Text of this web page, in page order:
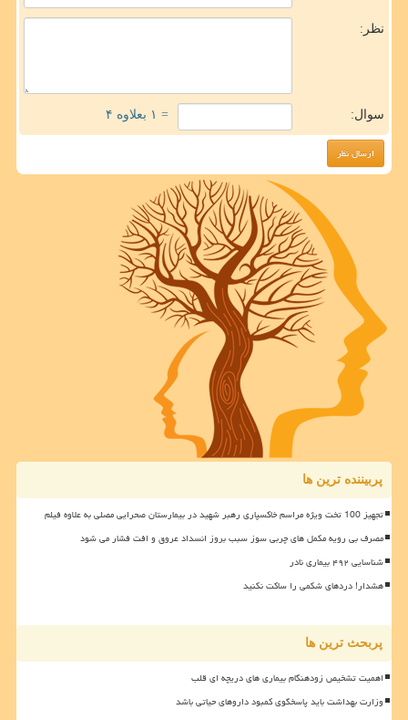
نظر:
سوال: = ۱ بعلاوه ۴
پربیننده ترین ها
تجهیز 100 تخت ویژه مراسم خاکسپاری رهبر شهید در بیمارستان صحرایی مصلی به علاوه فیلم
مصرف بی رویه مکمل های چربی سوز سبب بروز انسداد عروق و افت فشار می شود
شناسایی ۴۹۲ بیماری نادر
هشدار! دردهای شکمی را ساکت نکنید
پربحث ترین ها
اهمیت تشخیص زودهنگام بیماری های دریچه ای قلب
وزارت بهداشت باید پاسخگوی کمبود داروهای حیاتی باشد